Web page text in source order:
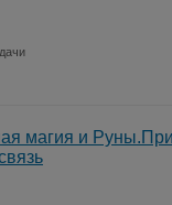
магия и